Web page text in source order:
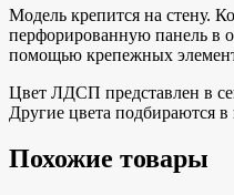
Модель крепится на стену.
перфорированную панель
помощью крепежных
Цвет ЛДСП представлен в
Другие цвета подбираются в
Похожие товары